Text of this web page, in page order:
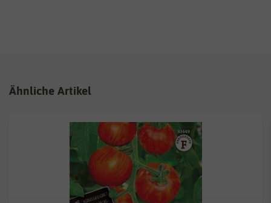
Ähnliche Artikel